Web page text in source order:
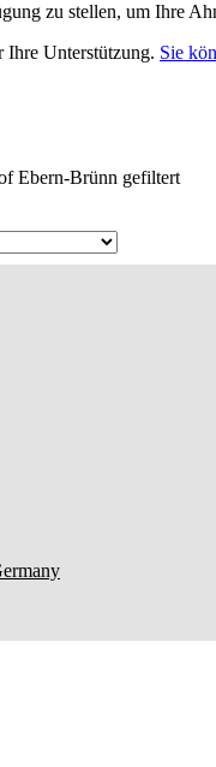
zu stellen, um Ihre
Ihre Unterstützung. Sie
Ebern-Brünn gefiltert